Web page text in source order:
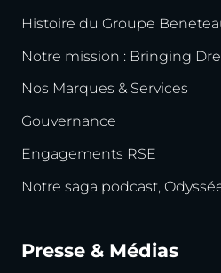
Histoire du Groupe
Notre mission : Bringing
Nos Marques & Services
Gouvernance
Engagements RSE
Notre saga podcast,
Presse & Médias